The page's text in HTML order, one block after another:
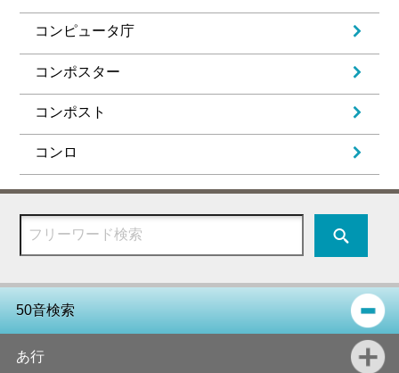
コンピュータ庁
コンポスター
コンポスト
コンロ
50音検索
あ行